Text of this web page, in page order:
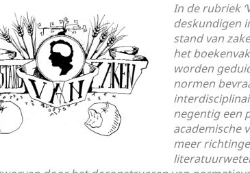
In de rubriek
deskundigen
stand van
het
worden
normen
negentig een
academische
meer